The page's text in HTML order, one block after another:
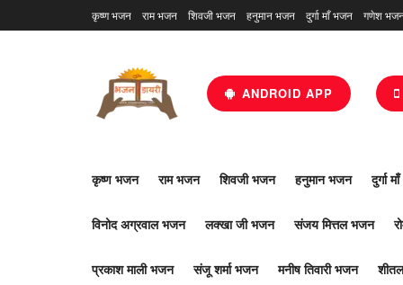
कृष्ण भजन राम भजन शिवजी भजन हनुमान भजन दुर्गा माँ भजन गणेश
ANDROID APP
कृष्ण भजन राम भजन शिवजी भजन हनुमान भजन दुर्गा
विनोद अग्रवाल भजन लक्खा जी भजन संजय मित्तल भजन
प्रकाश माली भजन संजू शर्मा भजन मनीष तिवारी भजन